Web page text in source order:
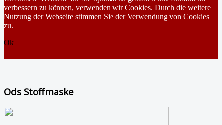
verbessern zu können, verwenden wir Cookies. Durch die weitere
Nutzung der Webseite stimmen Sie der Verwendung von Cookies
zu.
Ok
Ods Stoffmaske